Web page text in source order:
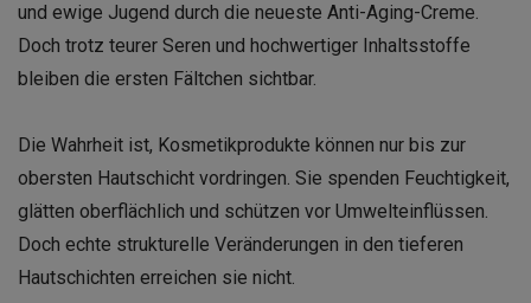
und ewige Jugend durch die neueste Anti-Aging-Creme.
Doch trotz teurer Seren und hochwertiger Inhaltsstoffe
bleiben die ersten Fältchen sichtbar.
Die Wahrheit ist, Kosmetikprodukte können nur bis zur
obersten Hautschicht vordringen. Sie spenden Feuchtigkeit,
glätten oberflächlich und schützen vor Umwelteinflüssen.
Doch echte strukturelle Veränderungen in den tieferen
Hautschichten erreichen sie nicht.